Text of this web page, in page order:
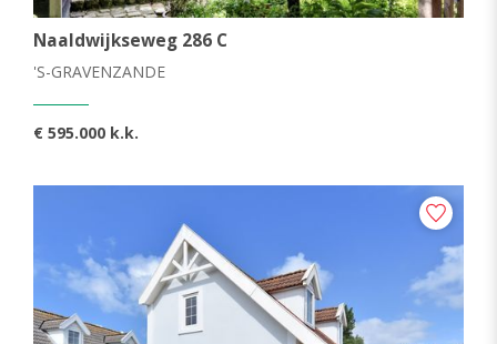
TYPE
Woonhuis
Naaldwijkseweg 286 C
'S-GRAVENZANDE
€ 595.000 k.k.